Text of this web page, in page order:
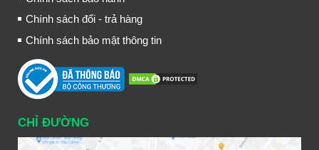
Chính sách đổi - trả hàng
Chính sách bảo mật thông tin
CHỈ ĐƯỜNG